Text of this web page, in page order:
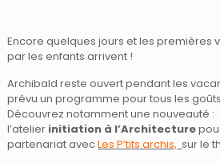
Encore quelques jours et les premières
par les enfants arrivent !
Archibald reste ouvert pendant les
prévu un programme pour tous les
Découvrez notamment une nouveauté :
l’atelier initiation à l’Architecture
partenariat avecLes P’tits archis, sur le